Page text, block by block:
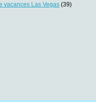
vacances Las Vegas (39)